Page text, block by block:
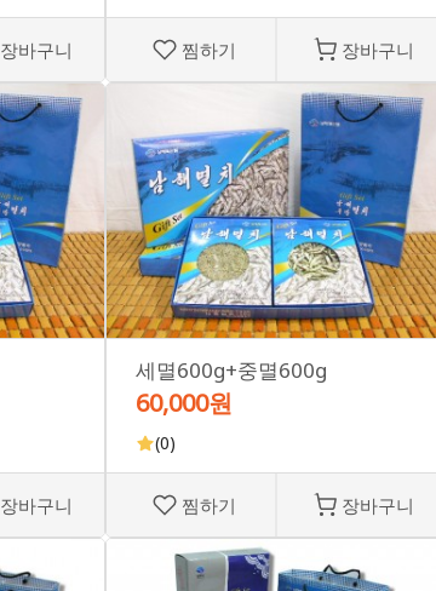
장바구니 찜하기 장바구니
장바구니
세멸600g+중멸600g
60,000원
(0)
찜하기 장바구니